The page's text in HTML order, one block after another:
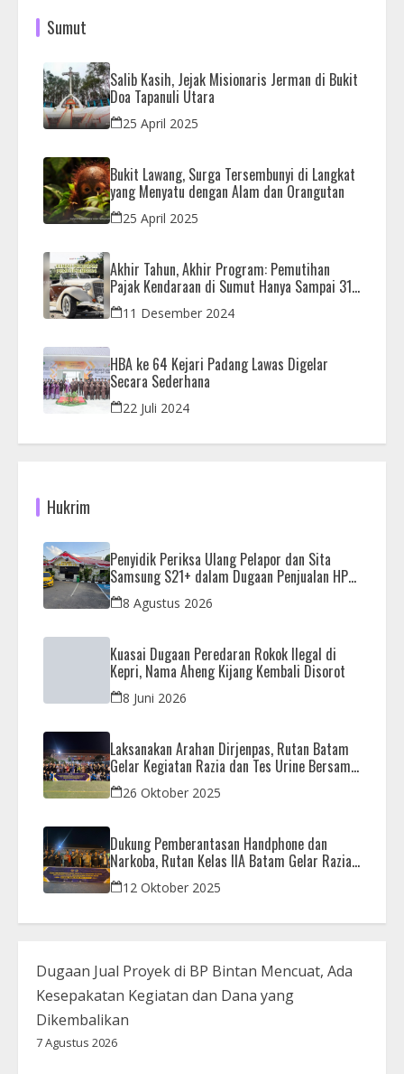
Sumut
Salib Kasih, Jejak Misionaris Jerman di Bukit
Doa Tapanuli Utara
25 April 2025
Bukit Lawang, Surga Tersembunyi di Langkat
yang Menyatu dengan Alam dan Orangutan
25 April 2025
Akhir Tahun, Akhir Program: Pemutihan
Pajak Kendaraan di Sumut Hanya Sampai 31
Desember
11 Desember 2024
HBA ke 64 Kejari Padang Lawas Digelar
Secara Sederhana
22 Juli 2024
Hukrim
Penyidik Periksa Ulang Pelapor dan Sita
Samsung S21+ dalam Dugaan Penjualan HP
Ilegal di Nagoya Hill
8 Agustus 2026
Kuasai Dugaan Peredaran Rokok Ilegal di
Kepri, Nama Aheng Kijang Kembali Disorot
8 Juni 2026
Laksanakan Arahan Dirjenpas, Rutan Batam
Gelar Kegiatan Razia dan Tes Urine Bersama
APH26 Oktober 2025
Dukung Pemberantasan Handphone dan
Narkoba, Rutan Kelas IIA Batam Gelar Razia
Bersama Aparat Penegak Hukum
12 Oktober 2025
Dugaan Jual Proyek di BP Bintan Mencuat, Ada
Kesepakatan Kegiatan dan Dana yang
Dikembalikan
7 Agustus 2026